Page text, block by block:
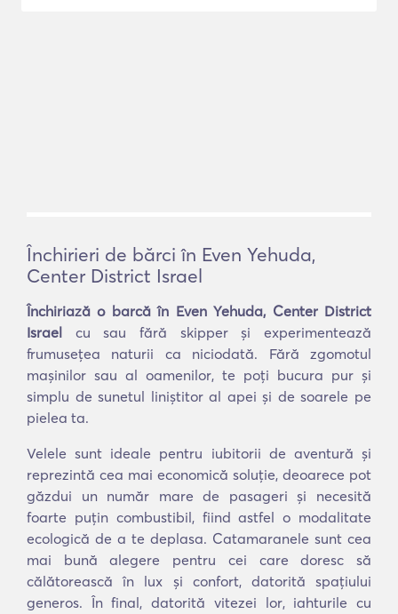
Închirieri de bărci în Even Yehuda,
Center District Israel
Închiriază o barcă în Even Yehuda, Center District
Israel cu sau fără skipper și experimentează
frumusețea naturii ca niciodată. Fără zgomotul
mașinilor sau al oamenilor, te poți bucura pur și
simplu de sunetul liniștitor al apei și de soarele pe
pielea ta.
Velele sunt ideale pentru iubitorii de aventură și
reprezintă cea mai economică soluție, deoarece pot
găzdui un număr mare de pasageri și necesită
foarte puțin combustibil, fiind astfel o modalitate
ecologică de a te deplasa. Catamaranele sunt cea
mai bună alegere pentru cei care doresc să
călătorească în lux și confort, datorită spațiului
generos. În final, datorită vitezei lor, iahturile cu